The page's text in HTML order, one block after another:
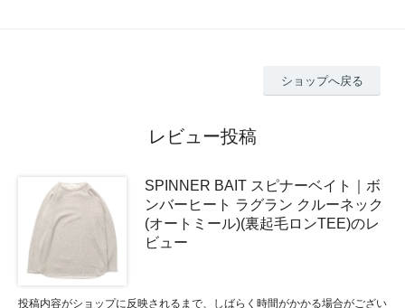
ショップへ戻る
レビュー投稿
SPINNER BAIT スピナーベイト｜ボ
ンバーヒート ラグラン クルーネック
(オートミール)(裏起毛ロンTEE)のレ
ビュー
投稿内容がショップに反映されるまで、しばらく時間がかかる場合がござい